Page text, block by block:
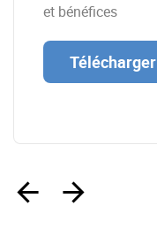
et bénéfices
Télécharger